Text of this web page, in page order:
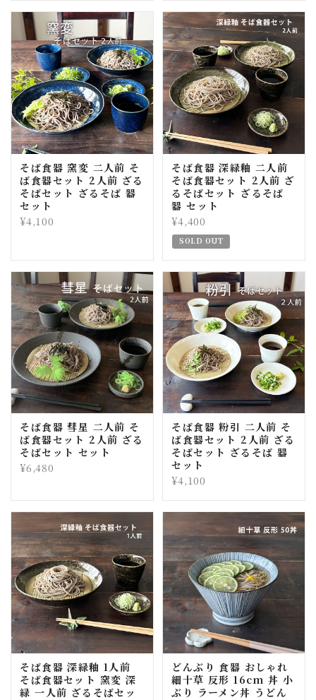
そば食器 窯変 二人前 そ
ば食器セット 2人前 ざる
そばセット ざるそば 器
セット
¥4,100
そば食器 深緑釉 二人前
そば食器セット 2人前 ざ
るそばセット ざるそば
器 セット
¥4,400
SOLD OUT
そば食器 彗星 二人前 そ
ば食器セット 2人前 ざる
そばセット セット
¥6,480
そば食器 粉引 二人前 そ
ば食器セット 2人前 ざる
そばセット ざるそば 器
セット
¥4,100
そば食器 深緑釉 1人前
そば食器セット 窯変 深
緑 一人前 ざるそばセッ
どんぶり 食器 おしゃれ
細十草 反形 16cm 丼 小
ぶり ラーメン丼 うどん